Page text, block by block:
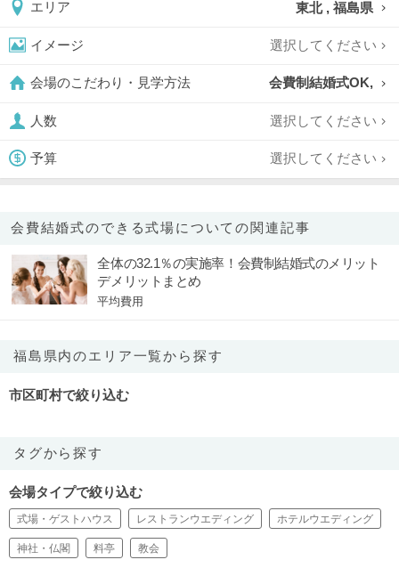
エリア 東北 , 福島県
イメージ 選択してください
会場のこだわり・見学方法 会費制結婚式OK,
人数 選択してください
予算 選択してください
会費結婚式のできる式場についての関連記事
全体の32.1％の実施率！会費制結婚式のメリット
デメリットまとめ
平均費用
福島県内のエリア一覧から探す
市区町村で絞り込む
タグから探す
会場タイプで絞り込む
式場・ゲストハウス レストランウエディング ホテルウエディング
神社・仏閣 料亭 教会